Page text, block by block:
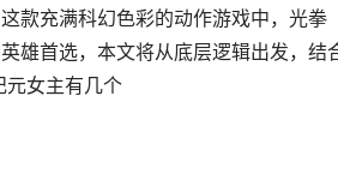
款充满科幻色彩的动作游戏中，光拳
雄首选，本文将从底层逻辑出发，
元女主有几个